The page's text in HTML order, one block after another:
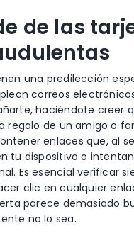
de las
una predilección
correos
haciéndote creer
regalo de un amigo o
enlaces que, al
tu dispositivo o
Es esencial verificar
clic en cualquier
parece demasiado
no lo sea.